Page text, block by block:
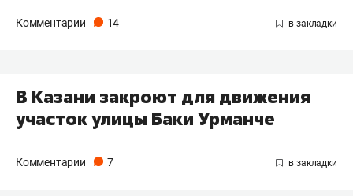
Комментарии 14
В Казани закроют для движения
участок улицы Баки Урманче
Комментарии 7